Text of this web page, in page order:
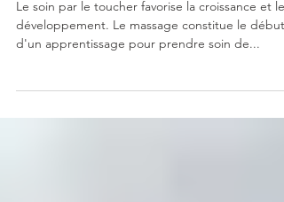
Massage
Massage enfant et adolescent
développement. Le massage constitue le début
d'un apprentissage pour prendre soin de...